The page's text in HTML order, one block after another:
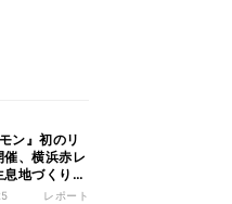
ン』初のリ
催、横浜赤レ
地づくり」
レポート